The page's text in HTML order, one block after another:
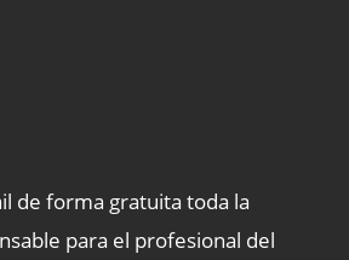
de forma gratuita toda la
para el profesional del